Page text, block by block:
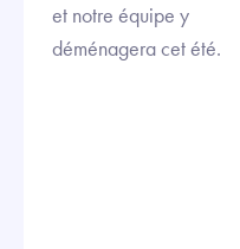
et notre équipe y
déménagera cet été.